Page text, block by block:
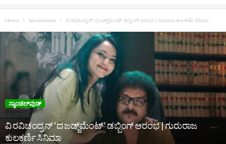
Home Sandalwood ವಿ ರವಿಚಂದ್ರನ್‌ ‘ದ ಜಡ್ಜ್‌ಮೆಂಟ್’ ಡಬ್ಬಿಂಗ್‌ ಆರಂಭ | ಗುರುರಾಜ ಕುಲಕರ್ಣಿ ಸಿನಿಮಾ
ಸ್ಯಾಂಡಲ್‌ವುಡ್‌
ವಿ ರವಿಚಂದ್ರನ್‌ ‘ದ ಜಡ್ಜ್‌ಮೆಂಟ್’ ಡಬ್ಬಿಂಗ್‌ ಆರಂಭ | ಗುರುರಾಜ
ಕುಲಕರ್ಣಿ ಸಿನಿಮಾ